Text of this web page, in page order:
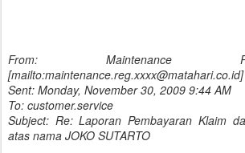
From: Maintenance
[mailto:maintenance.reg.xxxx@matahari.co.id]
Sent: Monday, November 30, 2009 9:44 AM
To: customer.service
Subject: Re: Laporan Pembayaran Klaim
atas nama JOKO SUTARTO